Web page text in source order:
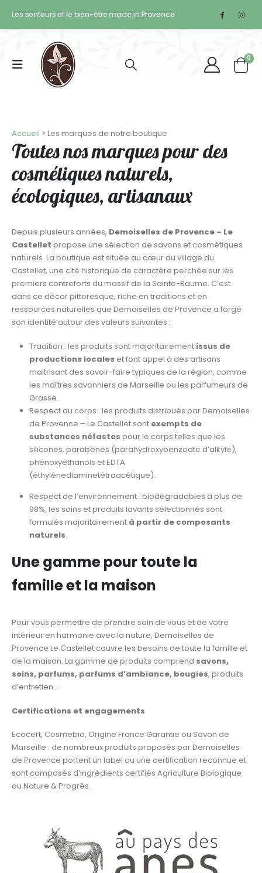
Les senteurs et le bien-être made in Provence
0
Accueil > Les marques de notre boutique
Toutes nos marques pour des
cosmétiques naturels,
écologiques, artisanaux
Depuis plusieurs années, Demoiselles de Provence – Le
Castellet propose une sélection de savons et cosmétiques
naturels. La boutique est située au cœur du village du
Castellet, une cité historique de caractère perchée sur les
premiers contreforts du massif de la Sainte-Baume. C’est
dans ce décor pittoresque, riche en traditions et en
ressources naturelles que Demoiselles de Provence a forgé
son identité autour des valeurs suivantes :
Tradition : les produits sont majoritairement issus de
productions locales et font appel à des artisans
maitrisant des savoir-faire typiques de la région, comme
les maîtres savonniers de Marseille ou les parfumeurs de
Grasse.
Respect du corps : les produits distribués par Demoiselles
de Provence – Le Castellet sont exempts de
substances néfastes pour le corps telles que les
silicones, parabènes (parahydroxybenzoate d’alkyle),
phénoxyéthanols et EDTA
(éthylènediaminetétraacétique).
Respect de l’environnement : biodégradables à plus de
98%, les soins et produits lavants sélectionnés sont
formulés majoritairement à partir de composants
naturels.
Une gamme pour toute la
famille et la maison
Pour vous permettre de prendre soin de vous et de votre
intérieur en harmonie avec la nature, Demoiselles de
Provence Le Castellet couvre les besoins de toute la famille et
de la maison. La gamme de produits comprend savons,
soins, parfums, parfums d’ambiance, bougies, produits
d’entretien…
Certifications et engagements
Ecocert, Cosmebio, Origine France Garantie ou Savon de
Marseille : de nombreux produits proposés par Demoiselles
de Provence portent un label ou une certification reconnue et
sont composés d’ingrédients certifiés Agriculture Biologique
ou Nature & Progrès.